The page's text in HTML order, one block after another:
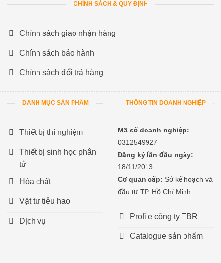
CHÍNH SÁCH & QUY ĐỊNH
Chính sách giao nhận hàng
Chính sách bảo hành
Chính sách đổi trả hàng
DANH MỤC SẢN PHẨM
Thiết bị thí nghiệm
Thiết bị sinh học phân
tử
Hóa chất
Vật tư tiêu hao
Dịch vụ
THÔNG TIN DOANH NGHIỆP
Mã số doanh nghiệp:
0312549927
Đăng ký lần đầu ngày:
18/11/2013
Cơ quan cấp: Sở kế hoạch và
đầu tư TP. Hồ Chí Minh
Profile công ty TBR
Catalogue sản phẩm